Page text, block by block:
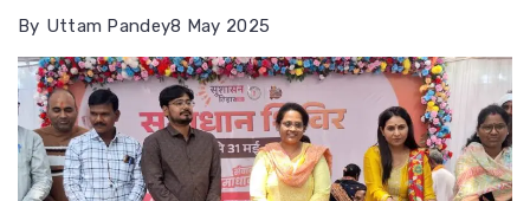
By Uttam Pandey8 May 2025